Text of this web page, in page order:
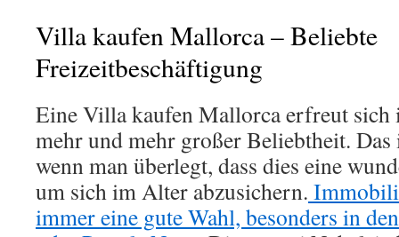
Villa kaufen Mallorca – Beliebte
Freizeitbeschäftigung
Eine Villa kaufen Mallorca erfreut sich
mehr und mehr großer Beliebtheit. Das
wenn man überlegt, dass dies eine
um sich im Alter abzusichern.
immer eine gute Wahl, besonders in